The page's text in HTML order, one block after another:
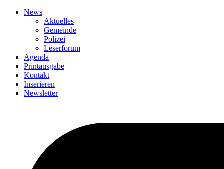
News
Aktuelles
Gemeinde
Polizei
Leserforum
Agenda
Printausgabe
Kontakt
Inserieren
Newsletter